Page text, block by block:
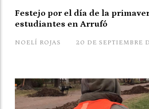
Festejo por el día de la
estudiantes en Arrufó
NOELÍ ROJAS 20 DE SEPTIEMBRE